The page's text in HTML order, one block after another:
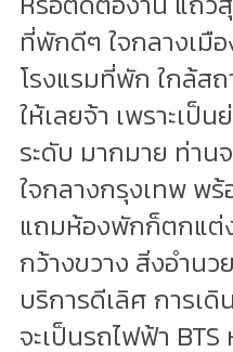
ที่พักดีๆ ใจกลางเมื
โรงแรมที่พัก ใกล้ส
ให้เลยจ้า เพราะเป็
ระดับ มากมาย ท่าน
ใจกลางกรุงเทพ พ
แถมห้องพักก็ตกแต่
กว้างขวาง สิ่งอำน
บริการดีเลิศ การเดิ
จะเป็นรถไฟฟ้า